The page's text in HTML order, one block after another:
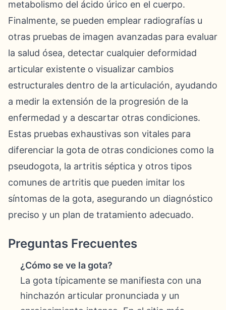
metabolismo del ácido úrico en el cuerpo.
Finalmente, se pueden emplear radiografías u
otras pruebas de imagen avanzadas para evaluar
la salud ósea, detectar cualquier deformidad
articular existente o visualizar cambios
estructurales dentro de la articulación, ayudando
a medir la extensión de la progresión de la
enfermedad y a descartar otras condiciones.
Estas pruebas exhaustivas son vitales para
diferenciar la gota de otras condiciones como la
pseudogota, la artritis séptica y otros tipos
comunes de artritis que pueden imitar los
síntomas de la gota, asegurando un diagnóstico
preciso y un plan de tratamiento adecuado.
Preguntas Frecuentes
¿Cómo se ve la gota?
La gota típicamente se manifiesta con una
hinchazón articular pronunciada y un